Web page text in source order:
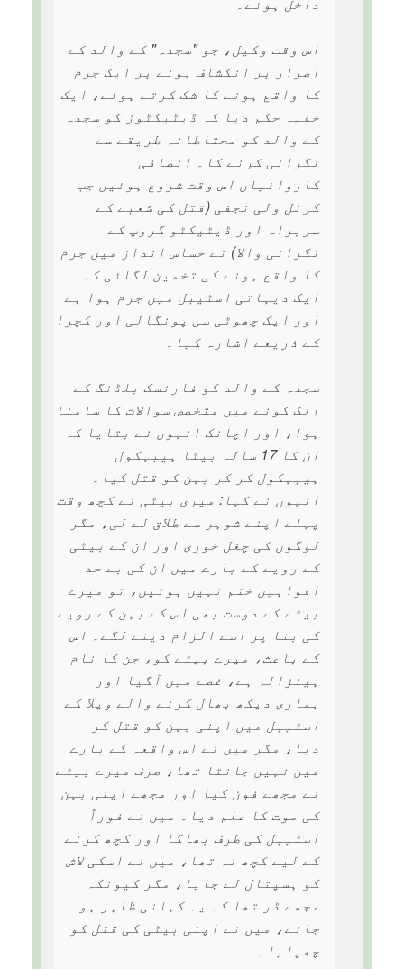
اس وقت وکیل، جو "سجدہ" کے والد کے
اصرار پر انکشاف ہونے پر ایک جرم
کا واقع ہونے کا شک کرتے ہوئے، ایک
خفیہ حکم دیا کہ ڈیٹیکٹوز کو سجدہ
کے والد کو محتاطانہ طریقے سے
نگرانی کرنے کا۔ انصافی
کاروائیاں اس وقت شروع ہوئیں جب
کرنل ولی نجفی (قتل کی شعبے کے
سربراہ اور ڈیٹیکٹو گروپ کے
نگرانی والا) نے حساس انداز میں جرم
کا واقع ہونے کی تخمین لگائی کہ
ایک دیہاتی اسٹیبل میں جرم ہوا ہے
اور ایک چھوٹی سی پونگالی اور کچرا
کے ذریعے اشارہ کیا۔
سجدہ کے والد کو فارنسک بلڈنگ کے
الگ کونے میں متخصص سوالات کا سامنا
ہوا، اور اچانک انہوں نے بتایا کہ
ان کا 17 سالہ بیٹا ہیبہکول
ہیبہکول کر کر بہن کو قتل کیا۔
انہوں نے کہا: میری بیٹی نے کچھ وقت
پہلے اپنے شوہر سے طلاق لے لی، مگر
لوگوں کی چغل خوری اور ان کے بیٹی
کے رویے کے بارے میں ان کی بے حد
افواہیں ختم نہیں ہوئیں، تو میرے
بیٹے کے دوست بھی اس کے بہن کے رویے
کی بنا پر اسے الزام دینے لگے۔ اس
کے باعث، میرے بیٹے کو، جن کا نام
ہینزالہ ہے، غصے میں آگیا اور
ہماری دیکھ بھال کرنے والے ویلا کے
اسٹیبل میں اپنی بہن کو قتل کر
دیا، مگر میں نے اس واقعہ کے بارے
میں نہیں جانتا تھا، صرف میرے بیٹے
نے مجھے فون کیا اور مجھے اپنی بہن
کی موت کا علم دیا۔ میں نے فوراً
اسٹیبل کی طرف بھاگا اور کچھ کرنے
کے لیے کچھ نہ تھا، میں نے اسکی لاش
کو ہسپتال لے جایا، مگر کیونکہ
مجھے ڈر تھا کہ یہ کہانی ظاہر ہو
جائے، میں نے اپنی بیٹی کی قتل کو
چھپایا۔